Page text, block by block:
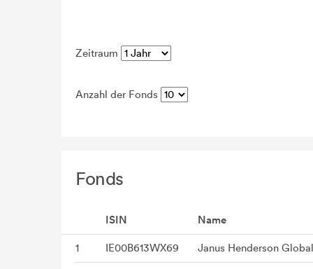
Zeitraum
Anzahl der Fonds
Fonds
ISIN Name
1 IE00B613WX69 Janus Henderson